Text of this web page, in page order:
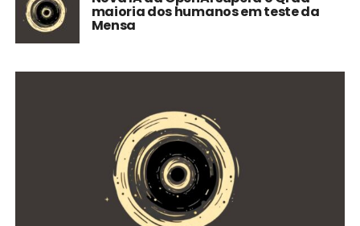
maioria dos humanos em teste da
Mensa